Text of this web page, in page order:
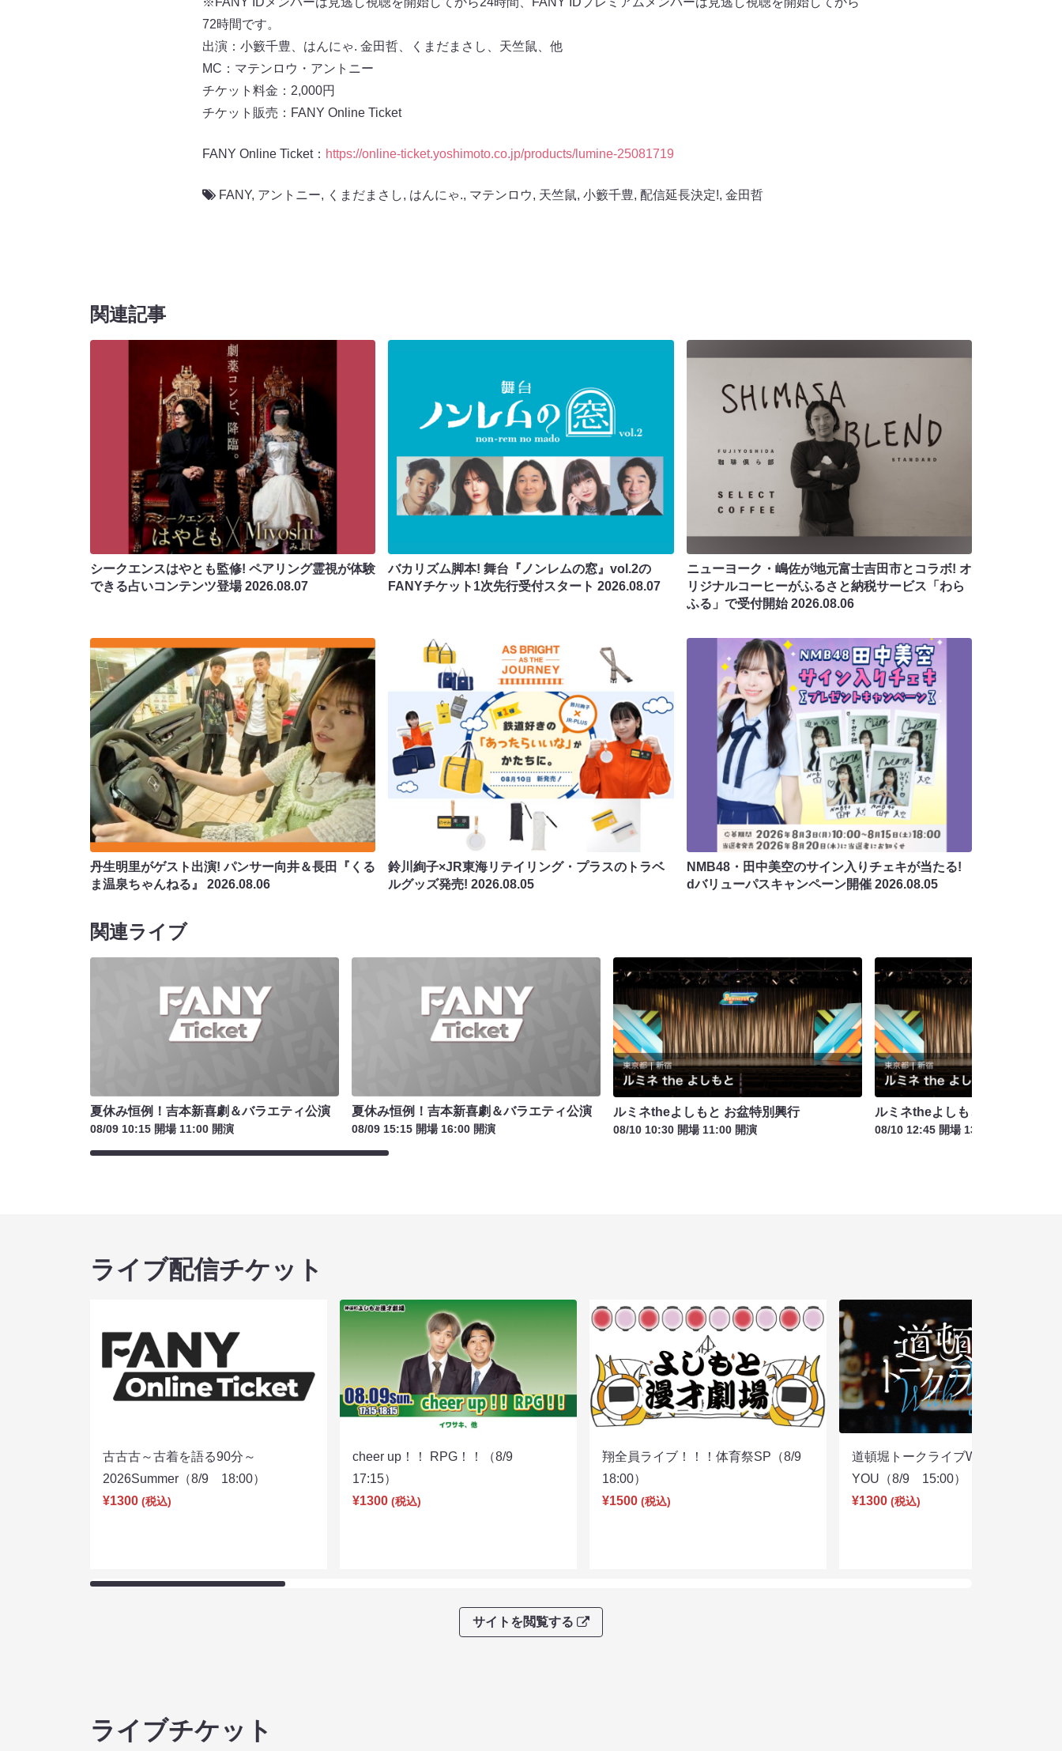
72時間です。
出演：小籔千豊、はんにゃ. 金田哲、くまだまさし、天竺鼠、他
MC：マテンロウ・アントニー
チケット料金：2,000円
チケット販売：FANY Online Ticket
FANY Online Ticket： https://online-ticket.yoshimoto.co.jp/products/lumine-25081719
FANY, アントニー, くまだまさし, はんにゃ., マテンロウ, 天竺鼠, 小籔千豊, 配信延長決定!, 金田哲
関連記事
シークエンスはやとも監修! ペアリング霊視が体験
できる占いコンテンツ登場2026.08.07
バカリズム脚本! 舞台『ノンレムの窓』vol.2の
FANYチケット1次先行受付スタート2026.08.07
ニューヨーク・嶋佐が地元富士吉田市とコラボ! オ
リジナルコーヒーがふるさと納税サービス「わら
ふる」で受付開始2026.08.06
丹生明里がゲスト出演! パンサー向井＆長田『くる
ま温泉ちゃんねる』 2026.08.06
鈴川絢子×JR東海リテイリング・プラスのトラベ
ルグッズ発売!2026.08.05
NMB48・田中美空のサイン入りチェキが当たる!
dバリューパスキャンペーン開催 2026.08.05
関連ライブ
夏休み恒例！吉本新喜劇＆バラエティ公演
08/09 10:15 開場 11:00 開演
夏休み恒例！吉本新喜劇＆バラエティ公演
08/09 15:15 開場 16:00 開演
ルミネtheよしもと お盆特別興行
08/10 10:30 開場 11:00 開演
ルミネtheよしもと お盆特別興行
08/10 12:45 開場 13:15 開演
ライブ配信チケット
古古古～古着を語る90分～
2026Summer（8/9 18:00）
¥1300 (税込)
cheer up！！ RPG！！（8/9
17:15）
¥1300 (税込)
翔全員ライブ！！！体育祭SP（8/9
18:00）
¥1500 (税込)
道頓堀トークライブWITH
YOU（8/9 15:00）
¥1300 (税込)
サイトを閲覧する
ライブチケット